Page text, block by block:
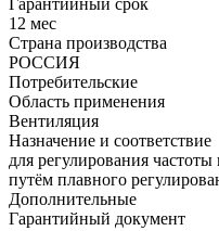
12 мес
Страна производства
РОССИЯ
Потребительские
Область применения
Вентиляция
Назначение и соответствие
для регулирования
путём плавного
Дополнительные
Гарантийный документ